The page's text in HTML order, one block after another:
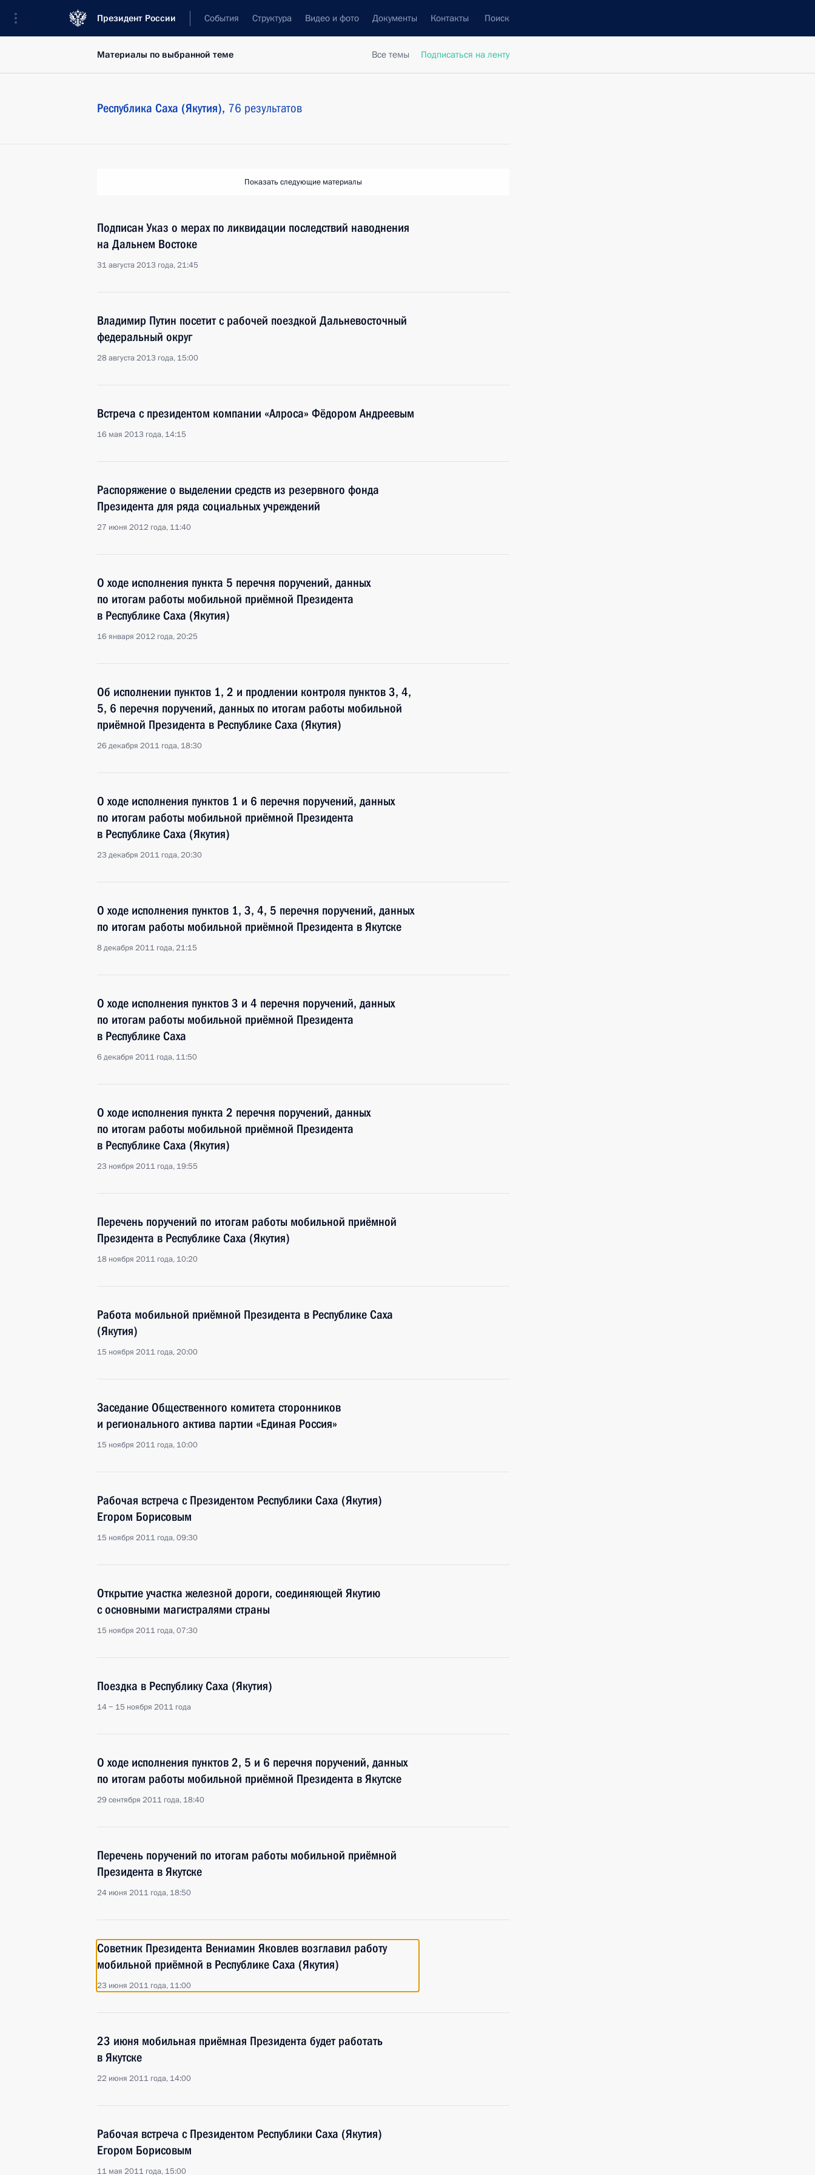
Президент России События Структура Видео и фото Документы Контакты Поиск
Все темы Подписаться на ленту
Материалы по выбранной теме
Республика Саха (Якутия), 76 результатов
Показать следующие материалы
Подписан Указ о мерах по ликвидации последствий наводнения
на Дальнем Востоке
31 августа 2013 года, 21:45
Владимир Путин посетит с рабочей поездкой Дальневосточный
федеральный округ
28 августа 2013 года, 15:00
Встреча с президентом компании «Алроса» Фёдором Андреевым
16 мая 2013 года, 14:15
Распоряжение о выделении средств из резервного фонда
Президента для ряда социальных учреждений
27 июня 2012 года, 11:40
О ходе исполнения пункта 5 перечня поручений, данных
по итогам работы мобильной приёмной Президента
в Республике Саха (Якутия)
16 января 2012 года, 20:25
Об исполнении пунктов 1, 2 и продлении контроля пунктов 3, 4,
5, 6 перечня поручений, данных по итогам работы мобильной
приёмной Президента в Республике Саха (Якутия)
26 декабря 2011 года, 18:30
О ходе исполнения пунктов 1 и 6 перечня поручений, данных
по итогам работы мобильной приёмной Президента
в Республике Саха (Якутия)
23 декабря 2011 года, 20:30
О ходе исполнения пунктов 1, 3, 4, 5 перечня поручений, данных
по итогам работы мобильной приёмной Президента в Якутске
8 декабря 2011 года, 21:15
О ходе исполнения пунктов 3 и 4 перечня поручений, данных
по итогам работы мобильной приёмной Президента
в Республике Саха
6 декабря 2011 года, 11:50
О ходе исполнения пункта 2 перечня поручений, данных
по итогам работы мобильной приёмной Президента
в Республике Саха (Якутия)
23 ноября 2011 года, 19:55
Перечень поручений по итогам работы мобильной приёмной
Президента в Республике Саха (Якутия)
18 ноября 2011 года, 10:20
Работа мобильной приёмной Президента в Республике Саха
(Якутия)
15 ноября 2011 года, 20:00
Заседание Общественного комитета сторонников
и регионального актива партии «Единая Россия»
15 ноября 2011 года, 10:00
Рабочая встреча с Президентом Республики Саха (Якутия)
Егором Борисовым
15 ноября 2011 года, 09:30
Открытие участка железной дороги, соединяющей Якутию
с основными магистралями страны
15 ноября 2011 года, 07:30
Поездка в Республику Саха (Якутия)
14 − 15 ноября 2011 года
О ходе исполнения пунктов 2, 5 и 6 перечня поручений, данных
по итогам работы мобильной приёмной Президента в Якутске
29 сентября 2011 года, 18:40
Перечень поручений по итогам работы мобильной приёмной
Президента в Якутске
24 июня 2011 года, 18:50
Советник Президента Вениамин Яковлев возглавил работу
мобильной приёмной в Республике Саха (Якутия)
23 июня 2011 года, 11:00
23 июня мобильная приёмная Президента будет работать
в Якутске
22 июня 2011 года, 14:00
Рабочая встреча с Президентом Республики Саха (Якутия)
Егором Борисовым
11 мая 2011 года, 15:00